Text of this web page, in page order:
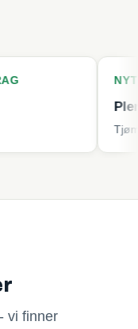
NYTT
vi finner